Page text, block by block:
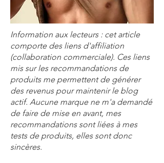
Information aux lecteurs : cet article
comporte des liens d'affiliation
(collaboration commerciale). Ces liens
mis sur les recommandations de
produits me permettent de générer
des revenus pour maintenir le blog
actif. Aucune marque ne m'a demandé
de faire de mise en avant, mes
recommandations sont liées à mes
tests de produits, elles sont donc
sincères.